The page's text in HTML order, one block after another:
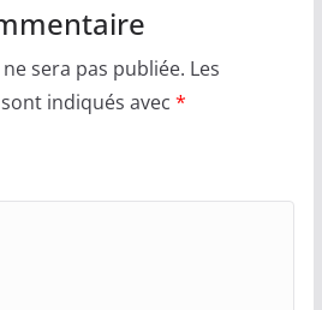
sera pas publiée. Les
indiqués avec *